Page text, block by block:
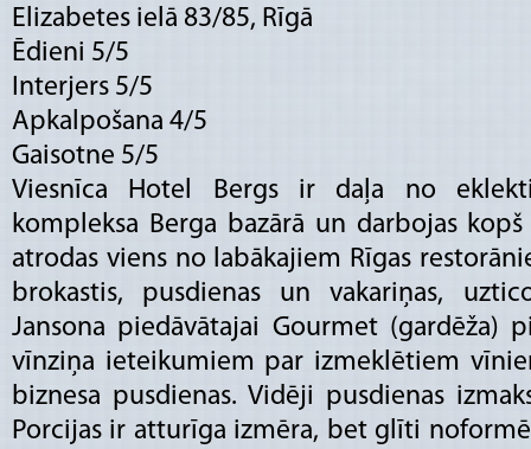
Elizabetes ielā 83/85, Rīgā
Ēdieni 5/5
Interjers 5/5
Apkalpošana 4/5
Gaisotne 5/5
Viesnīca Hotel Bergs ir daļa no
kompleksa Berga bazārā un darbojas kopš
atrodas viens no labākajiem Rīgas
brokastis, pusdienas un vakariņas,
Jansona piedāvātajai Gourmet (gardēža)
vīnziņa ieteikumiem par izmeklētiem
biznesa pusdienas. Vidēji pusdienas
Porcijas ir atturīga izmēra, bet glīti